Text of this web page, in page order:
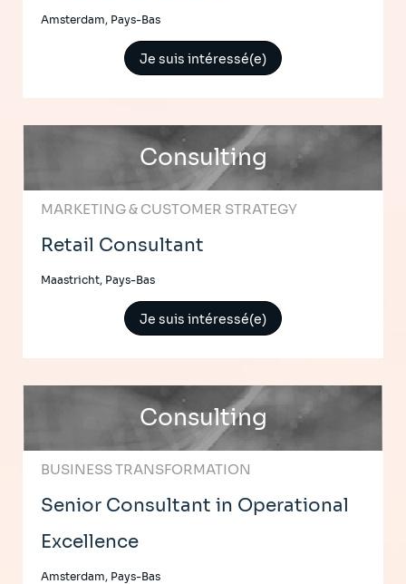
Amsterdam, Pays-Bas
Je suis intéressé(e)
Consulting
MARKETING & CUSTOMER STRATEGY
Retail Consultant
Maastricht, Pays-Bas
Je suis intéressé(e)
Consulting
BUSINESS TRANSFORMATION
Senior Consultant in Operational
Excellence
Amsterdam, Pays-Bas